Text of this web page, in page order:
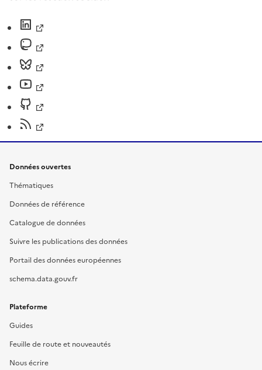
Données ouvertes
Thématiques
Données de référence
Catalogue de données
Suivre les publications des données
Portail des données européennes
schema.data.gouv.fr
Plateforme
Guides
Feuille de route et nouveautés
Nous écrire